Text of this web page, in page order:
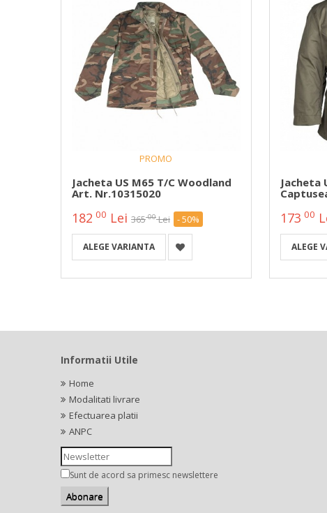
PROMO
Jacheta US M65 T/C Woodland
Art. Nr.10315020
182 00 Lei 36500 Lei - 50%
ALEGE VARIANTA
Jacheta
173 00
ALEGE
Informatii Utile
Home
Modalitati livrare
Efectuarea platii
ANPC
Sunt de acord sa primesc newslettere